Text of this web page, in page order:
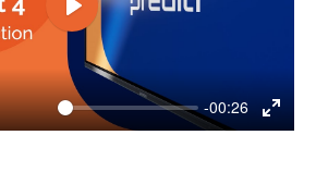
-00:26
Enter
Play